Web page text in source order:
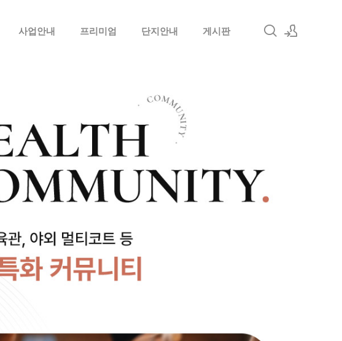
사업안내 프리미엄 단지안내 게시판